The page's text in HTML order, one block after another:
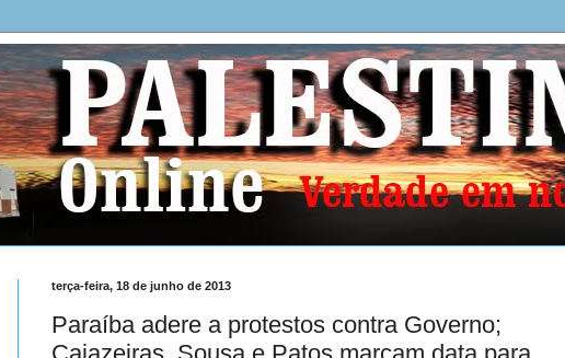
terça-feira, 18 de junho de 2013
Paraíba adere a protestos contra Governo;
Cajazeiras, Sousa e Patos marcam data para